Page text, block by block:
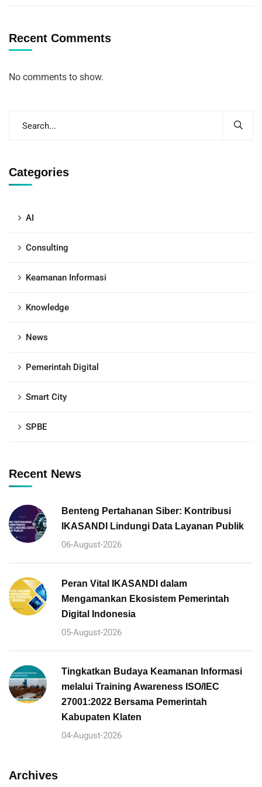
Recent Comments
No comments to show.
Categories
AI
Consulting
Keamanan Informasi
Knowledge
News
Pemerintah Digital
Smart City
SPBE
Recent News
Benteng Pertahanan Siber: Kontribusi
IKASANDI Lindungi Data Layanan Publik
06-August-2026
Peran Vital IKASANDI dalam
Mengamankan Ekosistem Pemerintah
Digital Indonesia
05-August-2026
Tingkatkan Budaya Keamanan Informasi
melalui Training Awareness ISO/IEC
27001:2022 Bersama Pemerintah
Kabupaten Klaten
04-August-2026
Archives